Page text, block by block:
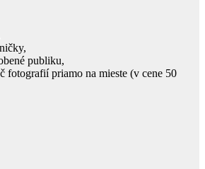
publiku,
fotografií priamo na mieste (v cene 50